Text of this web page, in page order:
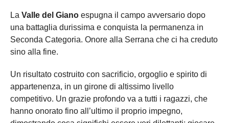
La Valle del Giano espugna il campo avversario dopo
una battaglia durissima e conquista la permanenza in
Seconda Categoria. Onore alla Serrana che ci ha creduto
sino alla fine.
Un risultato costruito con sacrificio, orgoglio e spirito di
appartenenza, in un girone di altissimo livello
competitivo. Un grazie profondo va a tutti i ragazzi, che
hanno onorato fino all’ultimo il proprio impegno,